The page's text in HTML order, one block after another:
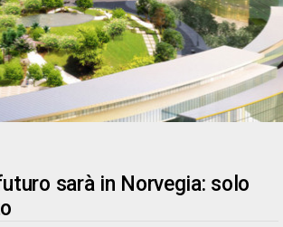
sarà in Norvegia: solo